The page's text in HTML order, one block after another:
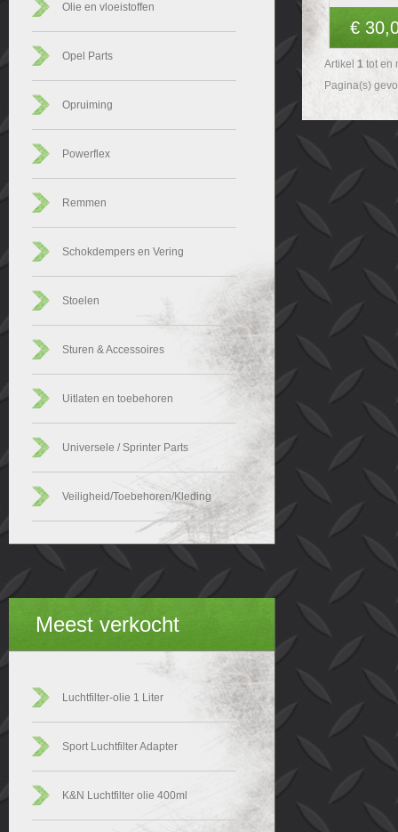
Olie en vloeistoffen
Opel Parts
Opruiming
Powerflex
Remmen
Schokdempers en Vering
Stoelen
Sturen & Accessoires
Uitlaten en toebehoren
Universele / Sprinter Parts
Veiligheid/Toebehoren/Kleding
Meest verkocht
Luchtfilter-olie 1 Liter
Sport Luchtfilter Adapter
K&N Luchtfilter olie 400ml
€
Artikel 1 tot en
Pagina(s)